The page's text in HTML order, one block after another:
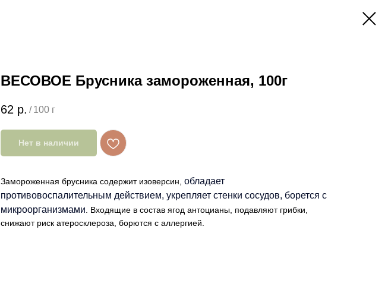
ВЕСОВОЕ Брусника замороженная, 100г
62 р. / 100 г
Нет в наличии
Замороженная брусника содержит изоверсин, обладает
противовоспалительным действием, укрепляет стенки сосудов, борется с
микроорганизмами. Входящие в состав ягод антоцианы, подавляют грибки,
снижают риск атеросклероза, борются с аллергией.